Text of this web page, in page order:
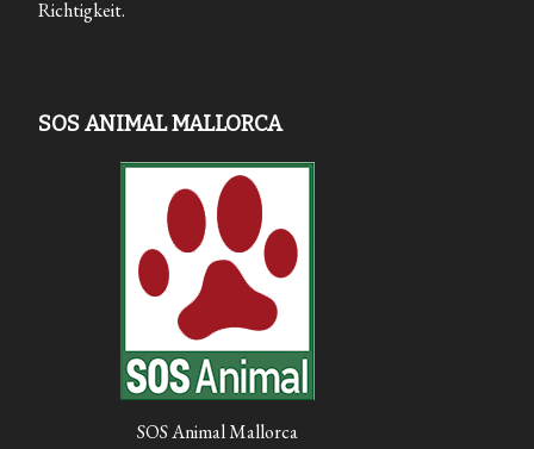
Richtigkeit.
SOS ANIMAL MALLORCA
SOS Animal Mallorca